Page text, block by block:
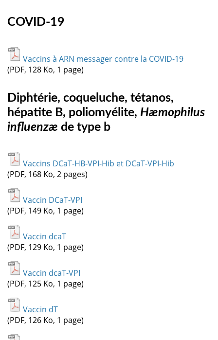
COVID-19
Vaccins à ARN messager contre la COVID-19
(PDF, 128 Ko, 1 page)
Diphtérie, coqueluche, tétanos,
hépatite B, poliomyélite, Hæmophilus
influenzæ de type b
Vaccins DCaT-HB-VPI-Hib et DCaT-VPI-Hib
(PDF, 168 Ko, 2 pages)
Vaccin DCaT-VPI
(PDF, 149 Ko, 1 page)
Vaccin dcaT
(PDF, 129 Ko, 1 page)
Vaccin dcaT-VPI
(PDF, 125 Ko, 1 page)
Vaccin dT
(PDF, 126 Ko, 1 page)